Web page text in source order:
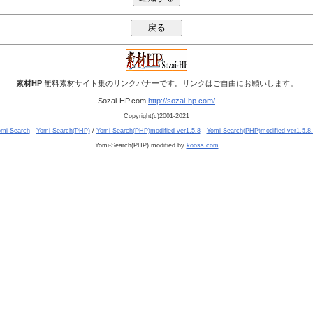
素材HP無料素材サイト集のリンクバナーです。リンクはご自由にお願いします。
Sozai-HP.com http://sozai-hp.com/
Copyright(c)2001-2021
Search- Yomi-Search(PHP)/ Yomi-Search(PHP)modified ver1.5.8- Yomi-Search(PHP)modified
Yomi-Search(PHP) modified by kooss.com